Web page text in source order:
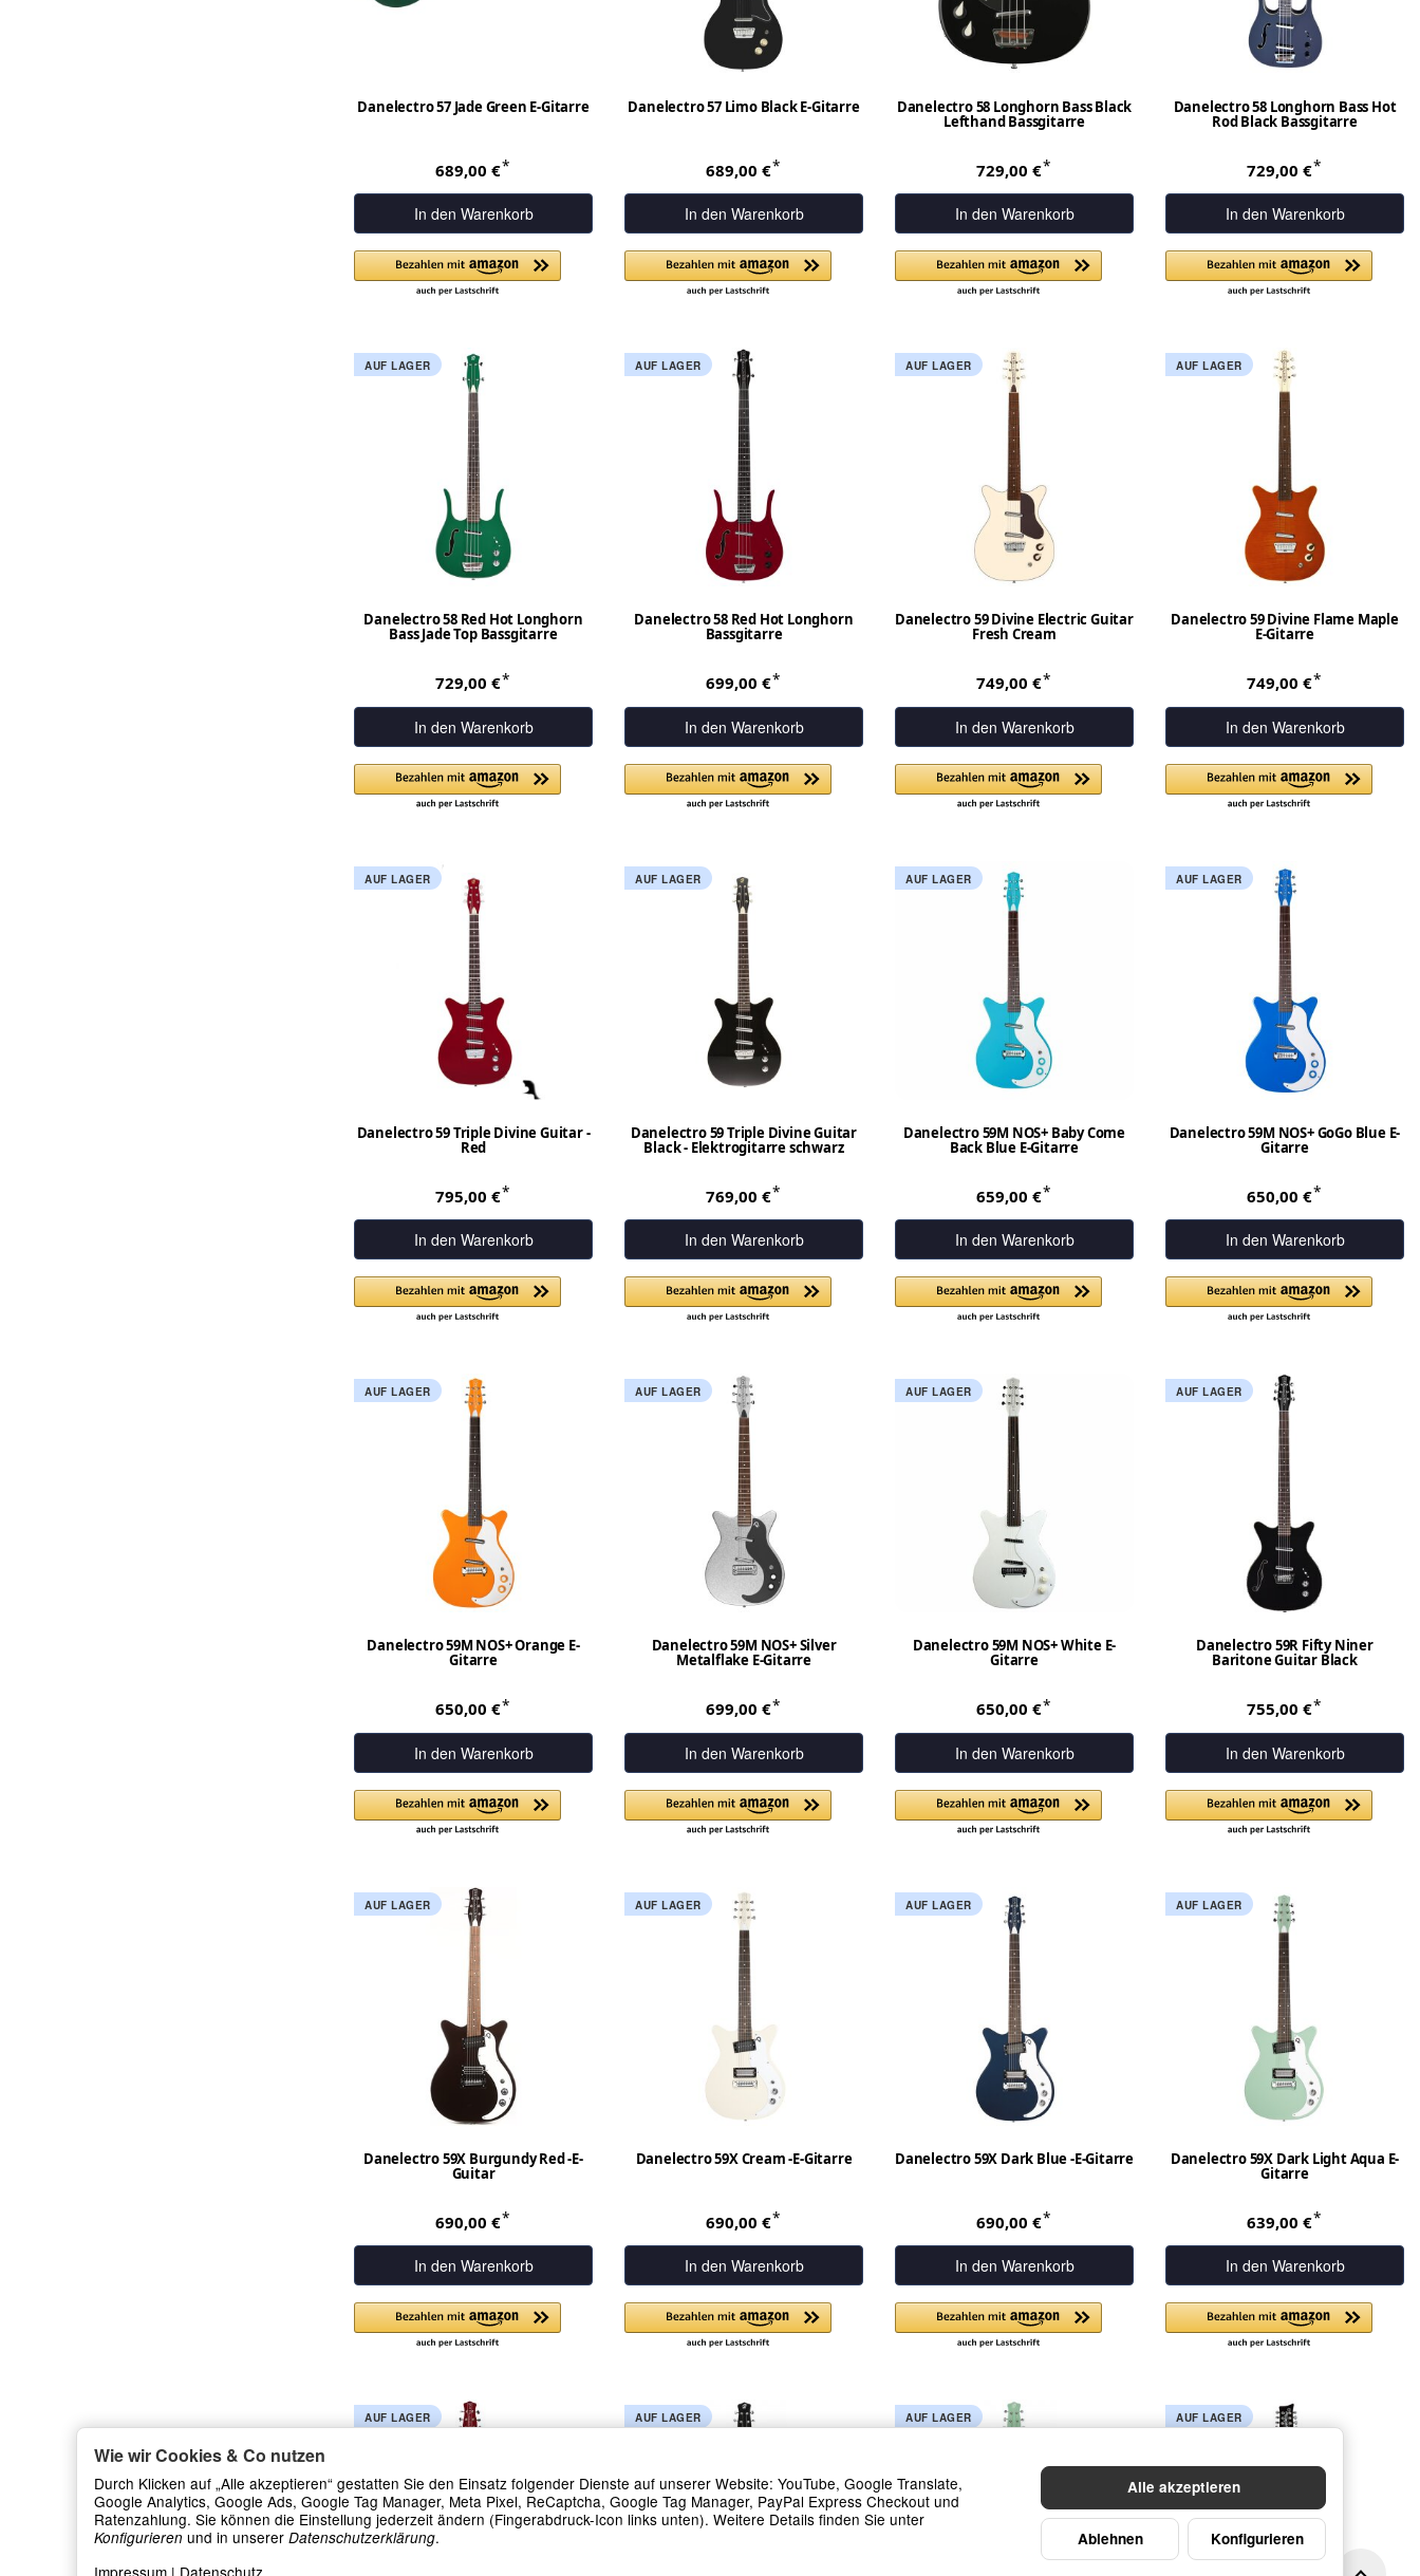
Danelectro 57 Jade Green E-Gitarre
689,00 €*
In den Warenkorb
Danelectro 57 Limo Black E-Gitarre
689,00 €*
In den Warenkorb
Danelectro 58 Longhorn Bass Black
Lefthand Bassgitarre
729,00 €*
In den Warenkorb
Danelectro 58 Longhorn Bass Hot
Rod Black Bassgitarre
729,00 €*
In den Warenkorb
AUF LAGER
Danelectro 58 Red Hot Longhorn
Bass Jade Top Bassgitarre
729,00 €*
In den Warenkorb
AUF LAGER
Danelectro 58 Red Hot Longhorn
Bassgitarre
699,00 €*
In den Warenkorb
AUF LAGER
Danelectro 59 Divine Electric Guitar
Fresh Cream
749,00 €*
In den Warenkorb
AUF LAGER
Danelectro 59 Divine Flame Maple
E-Gitarre
749,00 €*
In den Warenkorb
AUF LAGER
Danelectro 59 Triple Divine Guitar -
Red
795,00 €*
In den Warenkorb
AUF LAGER
Danelectro 59 Triple Divine Guitar
Black - Elektrogitarre schwarz
769,00 €*
In den Warenkorb
AUF LAGER
Danelectro 59M NOS+ Baby Come
Back Blue E-Gitarre
659,00 €*
In den Warenkorb
AUF LAGER
Danelectro 59M NOS+ GoGo Blue E-
Gitarre
650,00 €*
In den Warenkorb
AUF LAGER
Danelectro 59M NOS+ Orange E-
Gitarre
650,00 €*
In den Warenkorb
AUF LAGER
Danelectro 59M NOS+ Silver
Metalflake E-Gitarre
699,00 €*
In den Warenkorb
AUF LAGER
Danelectro 59M NOS+ White E-
Gitarre
650,00 €*
In den Warenkorb
AUF LAGER
Danelectro 59R Fifty Niner
Baritone Guitar Black
755,00 €*
In den Warenkorb
AUF LAGER
Danelectro 59X Burgundy Red -E-
Guitar
690,00 €*
In den Warenkorb
AUF LAGER
Danelectro 59X Cream -E-Gitarre
690,00 €*
In den Warenkorb
AUF LAGER
Danelectro 59X Dark Blue -E-Gitarre
690,00 €*
In den Warenkorb
AUF LAGER
Danelectro 59X Dark Light Aqua E-
Gitarre
639,00 €*
In den Warenkorb
AUF LAGER AUF LAGER AUF LAGER AUF LAGER
Alle akzeptieren
Ablehnen Konfigurieren
Wie wir Cookies & Co nutzen
Durch Klicken auf „Alle akzeptieren“ gestatten Sie den Einsatz folgender Dienste auf unserer Website: YouTube, Google Translate,
Google Analytics, Google Ads, Google Tag Manager, Meta Pixel, ReCaptcha, Google Tag Manager, PayPal Express Checkout und
Ratenzahlung. Sie können die Einstellung jederzeit ändern (Fingerabdruck-Icon links unten). Weitere Details finden Sie unter
Konfigurieren und in unserer Datenschutzerklärung.
Impressum | Datenschutz